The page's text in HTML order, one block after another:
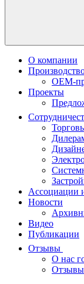
О компании
OEM-
Проекты
Ассоциации
Новости
Видео
Публикации
Отзывы
О нас
Отзывы